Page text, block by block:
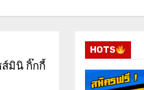
มินิ กิ๊กกี้
HOTS